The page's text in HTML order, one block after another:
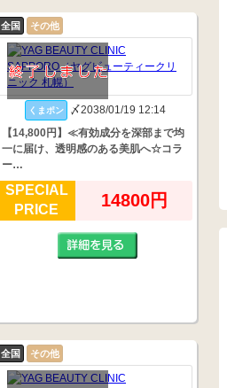
全国 その他
くまポン
〆2038/01/19 12:14
【14,800円】≪有効成分を深部まで均
一に届け、透明感のある美肌へ☆コラ
ー…
SPECIAL
PRICE
14800円
全国 その他